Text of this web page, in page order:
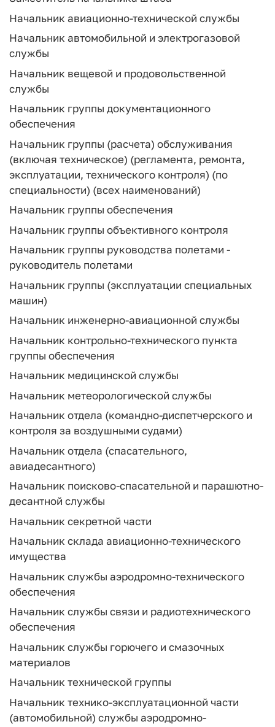
Начальник авиационно-технической службы
Начальник автомобильной и электрогазовой
службы
Начальник вещевой и продовольственной
службы
Начальник группы документационного
обеспечения
Начальник группы (расчета) обслуживания
(включая техническое) (регламента, ремонта,
эксплуатации, технического контроля) (по
специальности) (всех наименований)
Начальник группы обеспечения
Начальник группы объективного контроля
Начальник группы руководства полетами -
руководитель полетами
Начальник группы (эксплуатации специальных
машин)
Начальник инженерно-авиационной службы
Начальник контрольно-технического пункта
группы обеспечения
Начальник медицинской службы
Начальник метеорологической службы
Начальник отдела (командно-диспетчерского и
контроля за воздушными судами)
Начальник отдела (спасательного,
авиадесантного)
Начальник поисково-спасательной и парашютно-
десантной службы
Начальник секретной части
Начальник склада авиационно-технического
имущества
Начальник службы аэродромно-технического
обеспечения
Начальник службы связи и радиотехнического
обеспечения
Начальник службы горючего и смазочных
материалов
Начальник технической группы
Начальник технико-эксплуатационной части
(автомобильной) службы аэродромно-